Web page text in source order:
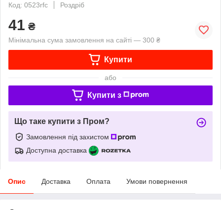
Код: 0523rfc
Роздріб
41 ₴
Мінімальна сума замовлення на сайті — 300 ₴
Купити
або
Купити з
Що таке купити з Пром?
Замовлення під захистом
Доступна доставка
Опис Доставка Оплата Умови повернення